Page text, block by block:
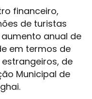
financeiro,
de turistas
anual de
em termos de
de
Municipal de